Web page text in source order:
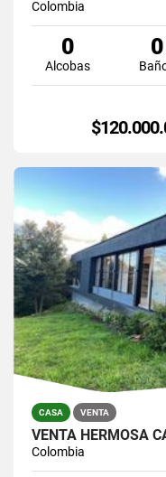
Colombia
0
Alcobas
0
CASA VENTA
Colombia